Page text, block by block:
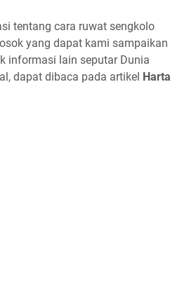
tentang cara ruwat sengkolo
yang dapat kami sampaikan
informasi lain seputar Dunia
dapat dibaca pada artikel Harta